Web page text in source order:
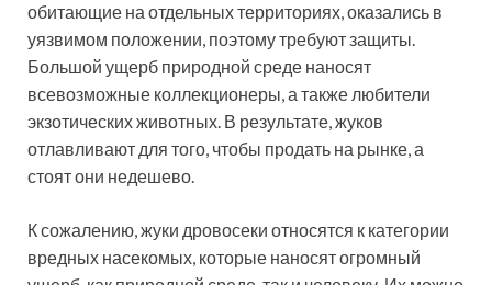
обитающие на отдельных территориях, оказались в
уязвимом положении, поэтому требуют защиты.
Большой ущерб природной среде наносят
всевозможные коллекционеры, а также любители
экзотических животных. В результате, жуков
отлавливают для того, чтобы продать на рынке, а
стоят они недешево.
К сожалению, жуки дровосеки относятся к категории
вредных насекомых, которые наносят огромный